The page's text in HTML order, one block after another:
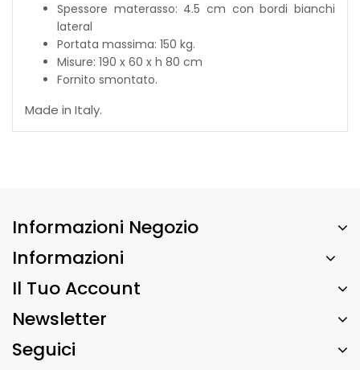
Spessore materasso: 4.5 cm con bordi bianchi
lateral
Portata massima: 150 kg.
Misure: 190 x 60 x h 80 cm
Fornito smontato.
Made in Italy.
Informazioni Negozio
Informazioni
Il Tuo Account
Newsletter
Seguici